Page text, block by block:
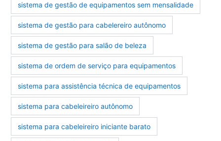
sistema de gestão de equipamentos sem mensalidade
sistema de gestão para cabelereiro autônomo
sistema de gestão para salão de beleza
sistema de ordem de serviço para equipamentos
sistema para assistência técnica de equipamentos
sistema para cabeleireiro autônomo
sistema para cabeleireiro iniciante barato